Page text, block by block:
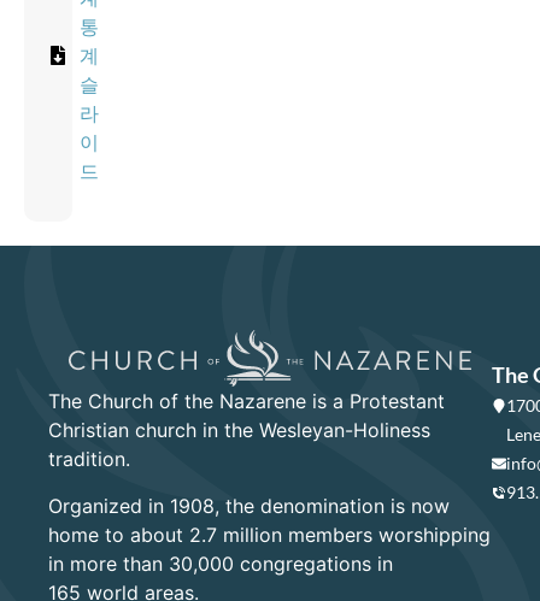
통
계
슬
라
이
드
The Church of the Nazarene is a Protestant
Christian church in the Wesleyan-Holiness
tradition.
Organized in 1908, the denomination is now
home to about 2.7 million members worshipping
in more than 30,000 congregations in
165 world areas.
The